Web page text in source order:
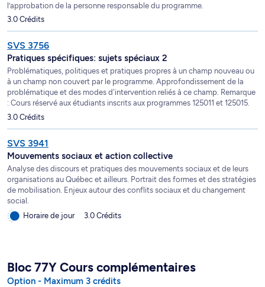
l’approbation de la personne responsable du programme.
3.0 Crédits
SVS 3756
Pratiques spécifiques: sujets spéciaux 2
Problématiques, politiques et pratiques propres à un champ nouveau ou
à un champ non couvert par le programme. Approfondissement de la
problématique et des modes d'intervention reliés à ce champ. Remarque
: Cours réservé aux étudiants inscrits aux programmes 125011 et 125015.
3.0 Crédits
SVS 3941
Mouvements sociaux et action collective
Analyse des discours et pratiques des mouvements sociaux et de leurs
organisations au Québec et ailleurs. Portrait des formes et des stratégies
de mobilisation. Enjeux autour des conflits sociaux et du changement
social.
Horaire de jour
3.0 Crédits
Bloc 77Y Cours complémentaires
Option - Maximum 3 crédits